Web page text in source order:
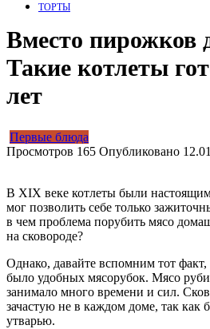
ТОРТЫ
Вместо пирожков
Такие котлеты
лет
Первые блюда
Просмотров 165 Опубликовано
В XIX веке котлеты были
мог позволить себе только
в чем проблема порубить мясо
на сковороде?
Однако, давайте вспомним тот
было удобных мясорубок. Мясо
занимало много времени и сил.
зачастую не в каждом доме, так как
утварью.